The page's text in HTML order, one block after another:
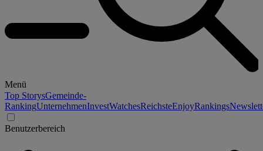
Menü
Top StorysGemeinde-
RankingUnternehmenInvestWatchesReichsteEnjoyRankings
Benutzerbereich